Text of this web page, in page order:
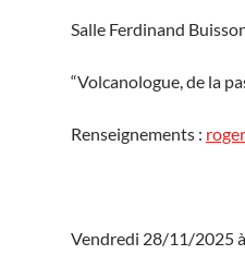
Salle Ferdinand
“Volcanologue, de la
Renseignements :
Vendredi 28/11/2025